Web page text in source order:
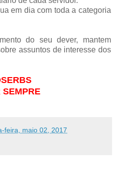
em dia com toda a categoria
do seu dever, mantem
assuntos de interesse dos
SEMPRE
feira, maio 02, 2017